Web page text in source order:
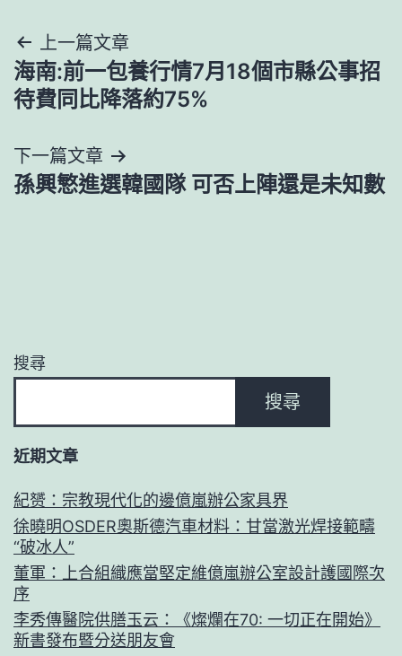
文
章
覽
上一篇文章
海南:前一包養行情7月18個市縣公事招
待費同比降落約75%
下一篇文章
孫興慜進選韓國隊 可否上陣還是未知數
搜尋
搜尋
近期文章
紀赟：宗教現代化的邊億嵐辦公家具界
徐曉明OSDER奧斯德汽車材料：甘當激光焊接範疇
“破冰人”
董軍：上合組織應當堅定維億嵐辦公室設計護國際次
序
李秀傳醫院供膳玉云：《燦爛在70: 一切正在開始》
新書發布暨分送朋友會